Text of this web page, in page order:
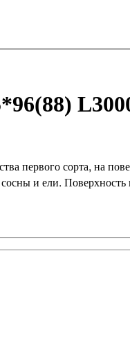
первого сорта, на
и ели. Поверхность